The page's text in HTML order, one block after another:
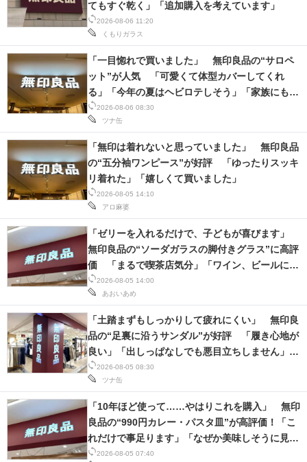
メディア
注目記事を集めた総合ページ
ITの今と未来を見通す
スマホと通信の最新トレンド
好きが集まる 比べて選べる
ビジネスと働き方のヒント
AI活用のいまが分かる
企業ITのトレンドを詳説
経営リーダーのコミュニティ
マーケ×ITの今がよく分かる
ITエンジニア向け専門サイト
企業向けIT製品の総合サイト
IT製品の技術・比較・事例
製造業のIT導入・活用を支援
モノづくり技術者専門サイト
2026-08-06 11:20
くもりガラス
てもすぐ乾く」「追加購入を考えています」
2026-08-06 08:30
ツナ缶
「一目惚れで買いました」 無印良品の“サロペ
ット”が人気 「可愛くて体型カバーしてくれ
る」「今年の夏はヘビロテしそう」「家族にも褒
められました」
2026-08-05 14:10
アロ麻婆
「無印は着れないと思っていました」 無印良品
の“五分袖ワンピース”が好評 「ゆったりスッキ
リ着れた」「嬉しくて買いました」
2026-08-05 14:00
あおいあめ
「ゼリーを入れるだけで、子どもが喜びます」
無印良品の“ソーダガラスの脚付きグラス”に高評
価 「まるで喫茶店気分」「ワイン、ビールにも
合う」
2026-08-05 08:30
ツナ缶
「土踏まずもしっかりして疲れにくい」 無印良
品の“足裏に沿うサンダル”が好評 「履き心地が
良い」「出しっぱなしでも悪目立ちしません」の
声
2026-08-05 07:40
「10年ほど使って……やはりこれを購入」 無印
良品の“990円カレー・パスタ皿”が高評価！「こ
れだけで事足ります」「なぜか美味しそうに見え
る」